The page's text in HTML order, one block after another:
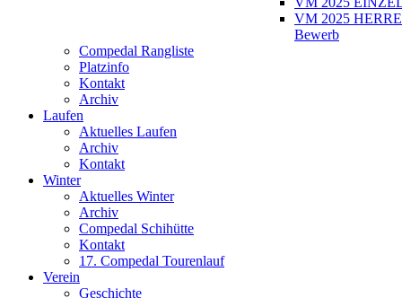
VM 2025
Bewerb
Compedal Rangliste
Platzinfo
Kontakt
Archiv
Laufen
Aktuelles Laufen
Archiv
Kontakt
Winter
Aktuelles Winter
Archiv
Compedal Schihütte
Kontakt
17. Compedal Tourenlauf
Verein
Geschichte